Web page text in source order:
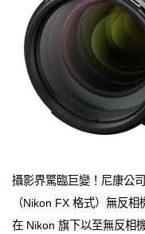
攝影界驚臨巨變！尼康公
（Nikon FX 格式）無反
在 Nikon 旗下以至無反相